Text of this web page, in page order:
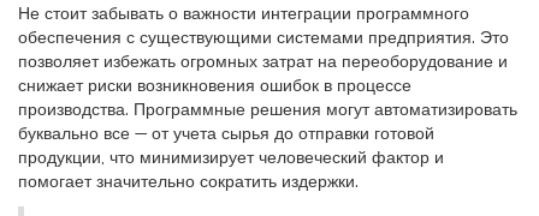
Не стоит забывать о важности интеграции программного
обеспечения с существующими системами предприятия. Это
позволяет избежать огромных затрат на переоборудование и
снижает риски возникновения ошибок в процессе
производства. Программные решения могут автоматизировать
буквально все — от учета сырья до отправки готовой
продукции, что минимизирует человеческий фактор и
помогает значительно сократить издержки.